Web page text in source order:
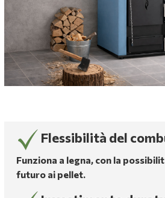
Flessibilità del
Funziona a legna, con la
futuro ai pellet.